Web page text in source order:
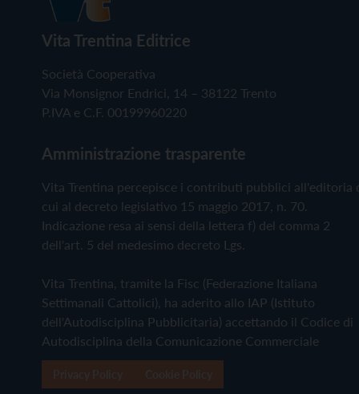
Vita Trentina Editrice
Società Cooperativa
Via Monsignor Endrici, 14 – 38122 Trento
P.IVA e C.F. 00199960220
Amministrazione trasparente
Vita Trentina percepisce i contributi pubblici all'editoria
cui al decreto legislativo 15 maggio 2017, n. 70.
Indicazione resa ai sensi della lettera f) del comma 2
dell'art. 5 del medesimo decreto Lgs.
Vita Trentina, tramite la Fisc (Federazione Italiana
Settimanali Cattolici), ha aderito allo IAP (Istituto
dell'Autodisciplina Pubblicitaria) accettando il Codice di
Autodisciplina della Comunicazione Commerciale